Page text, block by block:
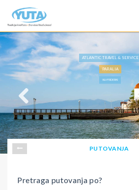
ATLANTIC TRAVEL & SERVICE
PARALIA
VILA FRIDERIKI
PUTOVANJA
Pretraga putovanja po?